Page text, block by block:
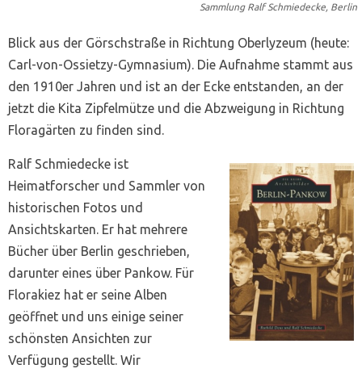
Sammlung Ralf Schmiedecke, Berlin
Blick aus der Görschstraße in Richtung Oberlyzeum (heute:
Carl-von-Ossietzy-Gymnasium). Die Aufnahme stammt aus
den 1910er Jahren und ist an der Ecke entstanden, an der
jetzt die Kita Zipfelmütze und die Abzweigung in Richtung
Floragärten zu finden sind.
Ralf Schmiedecke ist
Heimatforscher und Sammler von
historischen Fotos und
Ansichtskarten. Er hat mehrere
Bücher über Berlin geschrieben,
darunter eines über Pankow. Für
Florakiez hat er seine Alben
geöffnet und uns einige seiner
schönsten Ansichten zur
Verfügung gestellt. Wir